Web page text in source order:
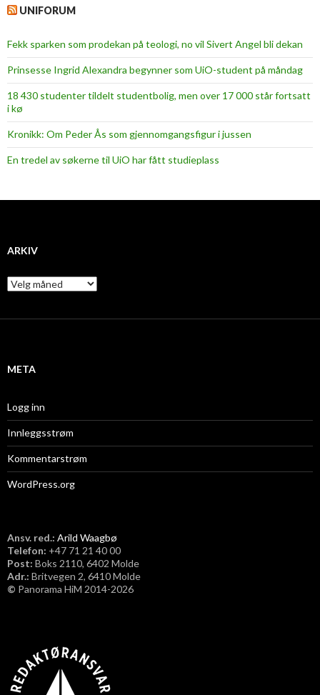
UNIFORUM
Fekk sparken som prodekan på teologi, no vil Sivert Angel bli dekan
Prinsesse Ingrid Alexandra begynner som UiO-student på måndag
18 430 studenter tildelt studentbolig, men over 17 000 står fortsatt
i kø
Kronikk: Om Peder Ås som gjennomgangsfigur i jussen
En tredel av søkerne til UiO har fått studieplass
ARKIV
A
r
i
META
Logg inn
Innleggsstrøm
Kommentarstrøm
WordPress.org
Ansv. red.: Arild Waagbø
Telefon: ​+47 71 21 40 00
Post: Boks 2110, 6402 Molde
Adr.: Britvegen 2, 6410 Molde
© Panorama HiM 2014-2026